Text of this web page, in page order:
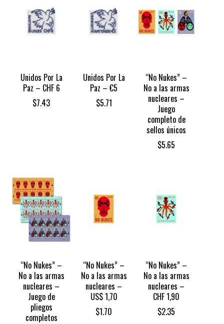
Unidos Por La
Paz – CHF 6
$7.43
Unidos Por La
Paz – €5
$5.71
“No Nukes” –
No a las armas
nucleares –
Juego
completo de
sellos únicos
$5.65
“No Nukes” –
No a las armas
nucleares –
Juego de
pliegos
completos
“No Nukes” –
No a las armas
nucleares –
US$ 1,70
$1.70
“No Nukes” –
No a las armas
nucleares –
CHF 1,90
$2.35